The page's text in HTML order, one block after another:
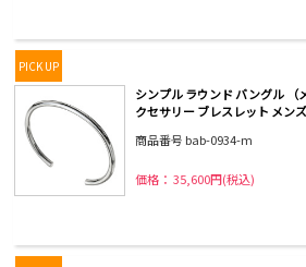
PICK UP
シンプル ラウンド バングル （
クセサリー ブレスレット メン
商品番号 bab-0934-m
価格： 35,600円(税込)